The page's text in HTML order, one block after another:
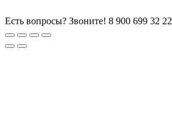
Есть вопросы? Звоните! 8 900 699 32 22